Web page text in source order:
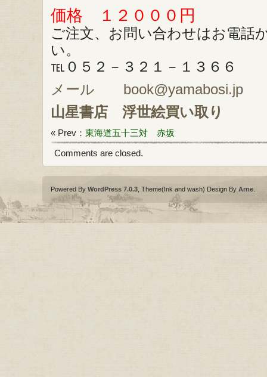
価格 １２０００円
ご注文、お問い合わせはお電話
い。
℡０５２－３２１－１３６６
メール book@yamabosi.jp
山星書店
浮世絵買い取り
« Prev： 東海道五十三対 赤坂
Comments are closed.
Powered By WordPress 7.0.3 , Theme(Ink and wash) Design By Arne